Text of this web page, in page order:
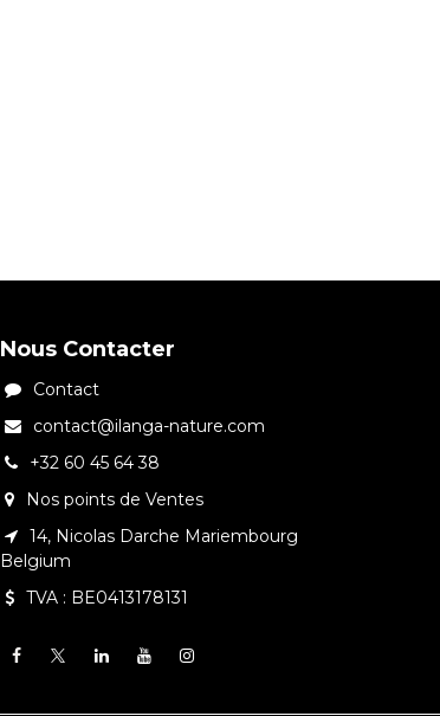
Nous Contacter
Contact
contact@ilanga-nature.com
+32 60 45 64 38
Nos points de Ventes
14, Nicolas Darche Mariembourg
Belgium
TVA : BE0413178131